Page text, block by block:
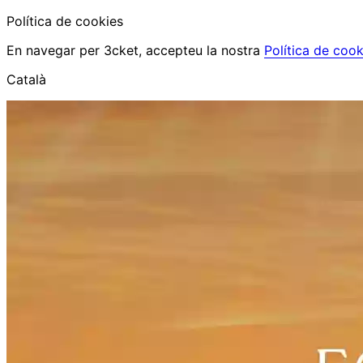
Política de cookies
En navegar per 3cket, accepteu la nostra Política de
Català